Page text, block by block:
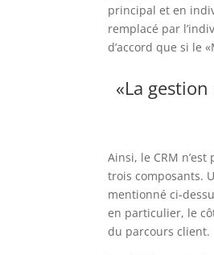
principal et en
remplacé par
d’accord que si le
«La
Ainsi, le CRM
trois composants.
mentionné ci-
en particulier, le
du parcours client.